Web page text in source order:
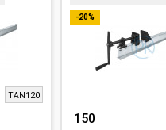
TAN120
-20%
150